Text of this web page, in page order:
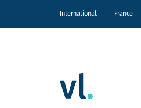
International France